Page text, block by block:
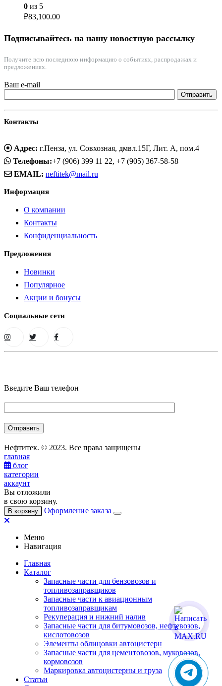
0 из 5
₽83,100.00
Подписывайтесь на нашу новостную рассылку
Получите всю последнюю информацию о событиях, распродажах и
предложениях.
Ваш e-mail
Контакты
Адрес: г.Пенза, ул. Совхозная, дмвл.15Г, Лит. А, пом.4
Телефоны:+7 (906) 399 11 22, +7 (905) 367-58-58
EMAIL: neftitek@mail.ru
Информация
О компании
Контакты
Конфиденциальность
Предложения
Новинки
Популярное
Акции и бонусы
Социальные сети
Введите Ваш телефон
Нефтитек. © 2023. Все права защищены
главная
блог
категории
аккаунт
Вы отложили
в свою корзину.
В корзину Оформление заказа
Меню
Навигация
Главная
Каталог
Запасные части для бензовозов и
топливозаправщиков
Запасные части к авиационным
топливозаправщикам
Рекуперация и нижний налив
Запасные части для битумовозов, нефтевозов,
кислотовозов
Элементы облицовки автоцистерн
Запасные части для цементовозов, муковозов,
кормовозов
Маркировка автоцистерны и груза
Статьи